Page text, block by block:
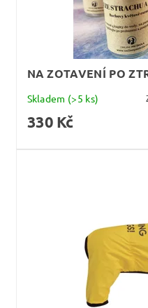
NA ZOTAVENÍ PO
Skladem (>5 ks)
330 Kč